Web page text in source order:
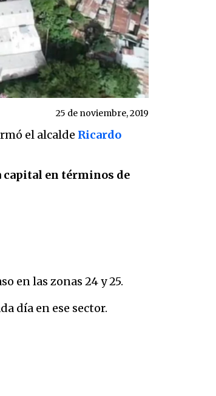
25 de noviembre, 2019
el alcalde Ricardo
capital en términos de
en las zonas 24 y 25.
día en ese sector.